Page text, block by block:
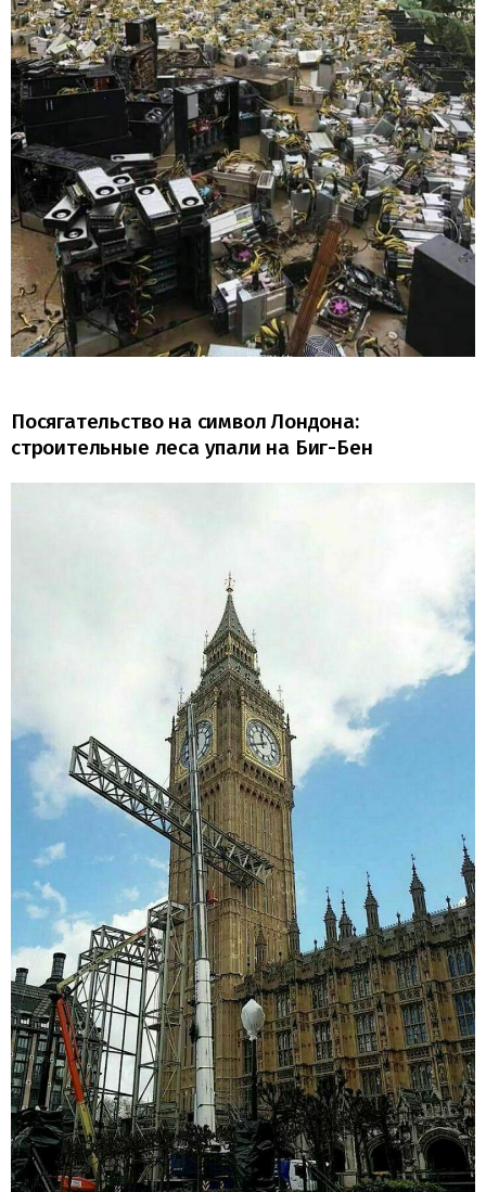
Посягательство на символ Лондона:
строительные леса упали на Биг-Бен